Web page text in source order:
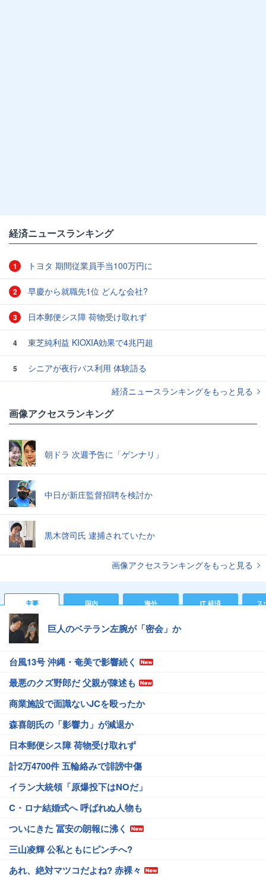
経済ニュースランキング
1 トヨタ 期間従業員手当100万円に
2 早慶から就職先1位 どんな会社?
3 日本郵便シス障 荷物受け取れず
4 東芝純利益 KIOXIA効果で4兆円超
5
シニアが夜行バス利用 体験語る
経済ニュースランキングをもっと見る
画像アクセスランキング
朝ドラ 次週予告に「ゲンナリ」
中日が新庄監督招聘を検討か
黒木啓司氏 逮捕されていたか
画像アクセスランキングをもっと見る
主要 国内 海外 IT 経済 ス
巨人のベテラン左腕が「密会」か
台風13号 沖縄・奄美で影響続く
最悪のクズ野郎だ 父親が陳述も
商業施設で面識ないJCを殴ったか
森喜朗氏の「影響力」が減退か
日本郵便シス障 荷物受け取れず
計2万4700件 五輪絡みで誹謗中傷
イラン大統領「原爆投下はNOだ」
C・ロナ結婚式へ 呼ばれぬ人物も
ついにきた 冨安の朗報に沸く
三山凌輝 公私ともにピンチへ?
あれ、絶対マツコだよね? 赤裸々